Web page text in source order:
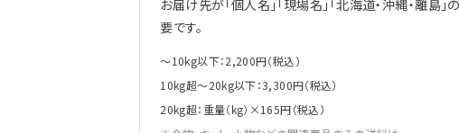
お届け先が「個人名」「現場名」「北海道・沖縄・離島
要です。
～10kg以下：2,200円（税込）
10kg超～20kg以下：3,300円（税込）
20kg超：重量（kg）×165円（税込）